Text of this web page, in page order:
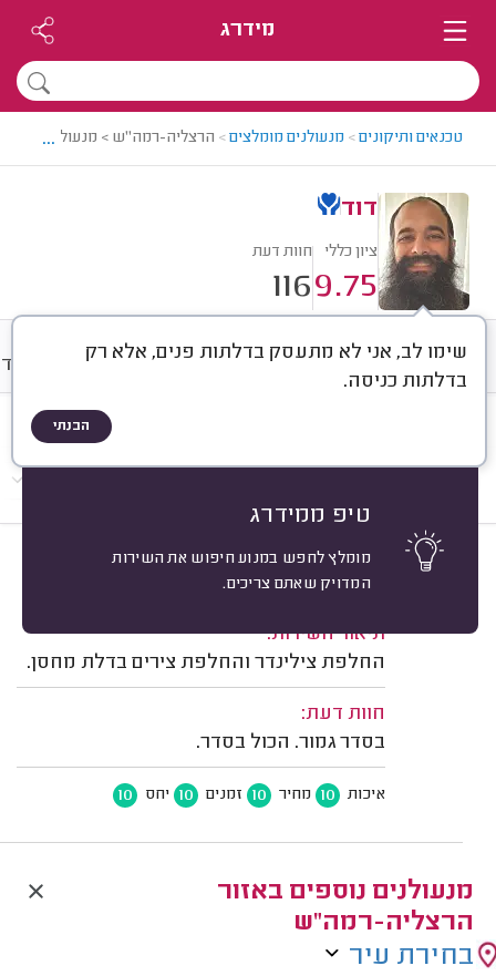
מידרג
טכנאים ותיקונים> מנעולנים מומלצים> הרצליה-רמה"ש > מנעולן מומלץ -
...
דוד
ציון כללי
9.75
חוות דעת
116
שימו לב, אני לא מתעסק בדלתות פנים, אלא רק
בדלתות כניסה.
הבנתי
טיפ ממידרג
מומלץ לחפש במנוע חיפוש את השירות
המדויק שאתם צריכים.
חוות דעת מחירים ממוצע
דולב שמילה, נתניה.
משוב: 05/08/2026
תיאור השירות:
החלפת צילינדר והחלפת צירים בדלת מחסן.
חוות דעת:
בסדר גמור. הכול בסדר.
איכות 10 מחיר 10 זמנים 10 יחס 10
10
מנעולנים נוספים באזור
הרצליה-רמה"ש
בחירת עיר